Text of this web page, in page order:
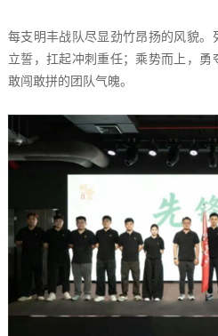
每支明丰战队尽显劲竹昂扬的风貌
立誓，扛起冲刺重任；乘势而上，勇
敢闯敢拼的团队气魄。